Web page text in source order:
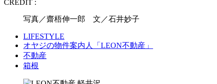
CREDIT :
写真／齋梧伸一郎 文／石井妙子
LIFESTYLE
オヤジの物件案内人「LEON不動産」
不動産
箱根